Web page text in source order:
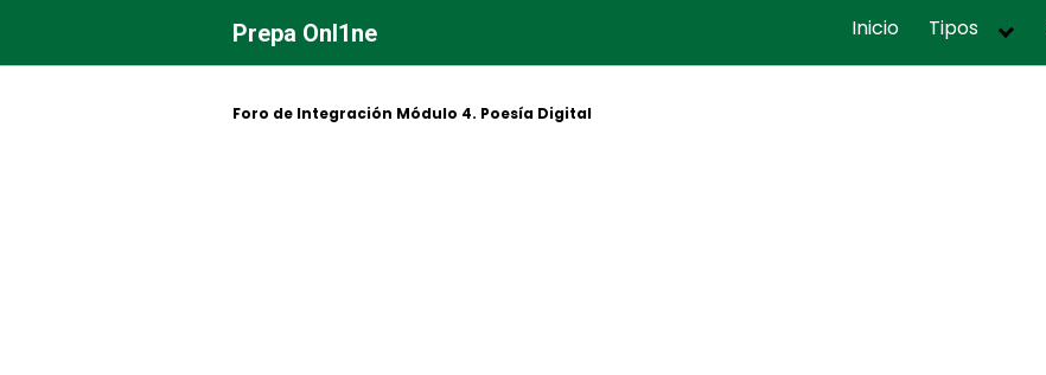
contenido
Prepa Onl1ne Inicio Tipos
Foro de Integración Módulo 4. Poesía Digital